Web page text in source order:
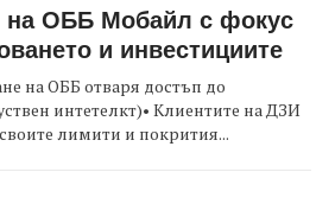
на ОББ Мобайл с фокус
и инвестициите
на ОББ отваря достъп до
интетелкт)• Клиентите на ДЗИ
лимити и покрития...